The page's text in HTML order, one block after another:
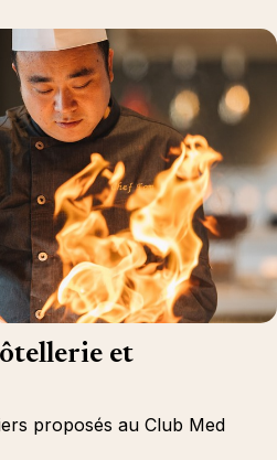
et
proposés au Club Med